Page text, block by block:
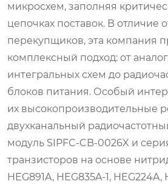
микросхем, заполняя
цепочках поставок. В отличие
перекупщиков, эта компания
комплексный подход: от
интегральных схем до
блоков питания. Особый
их высокопроизводительные
двухканальный
модуль SIPFC‑CB‑0026X и
транзисторов на основе
HEG891A, HEG835A‑1, HEG224A,